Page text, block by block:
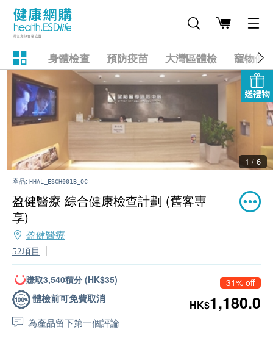
身體檢查 預防疫苗 大灣區體檢 寵物健
送禮物
2 / 6
產品: HHAL_ESCH001B_OC
盈健醫療 綜合健康檢查計劃 (舊客專
享)
盈健醫療
52項目
賺取3,540積分 (HK$35)
體檢前可免費取消
為產品留下第一個評論
31% off
HK$1,180.0